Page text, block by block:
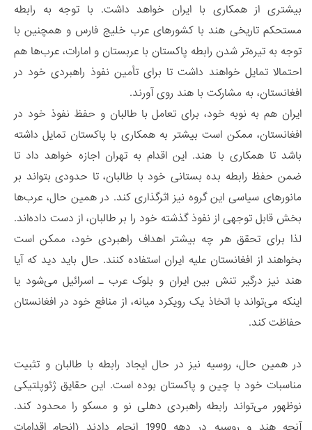
بیشتری از همکاری با ایران خواهد داشت. با توجه به رابطه
مستحکم تاریخی هند با کشورهای عرب خلیج فارس و همچنین با
توجه به تیره‌تر شدن رابطه پاکستان با عربستان و امارات، عرب‌ها هم
احتمالا تمایل خواهند داشت تا برای تأمین نفوذ راهبردی خود در
افغانستان، به مشارکت با هند روی آورند.
ایران هم به نوبه خود، برای تعامل با طالبان و حفظ نفوذ خود در
افغانستان، ممکن است بیشتر به همکاری با پاکستان تمایل داشته
باشد تا همکاری با هند. این اقدام به تهران اجازه خواهد داد تا
ضمن حفظ رابطه بده بستانی خود با طالبان، تا حدودی بتواند بر
مانورهای سیاسی این گروه نیز اثرگذاری کند. در همین حال، عرب‌ها
بخش قابل توجهی از نفوذ گذشته خود را بر طالبان، از دست داده‌اند.
لذا برای تحقق هر چه بیشتر اهداف راهبردی خود، ممکن است
بخواهند از افغانستان علیه ایران استفاده کنند. حال باید دید که آیا
هند نیز درگیر تنش بین ایران و بلوک عرب ـ اسرائیل می‌شود یا
اینکه می‌تواند با اتخاذ یک رویکرد میانه، از منافع خود در افغانستان
حفاظت کند.
در همین حال، روسیه نیز در حال ایجاد رابطه با طالبان و تثبیت
مناسبات خود با چین و پاکستان بوده است. این حقایق ژئوپلتیکی
نوظهور می‌تواند رابطه راهبردی دهلی نو و مسکو را محدود کند.